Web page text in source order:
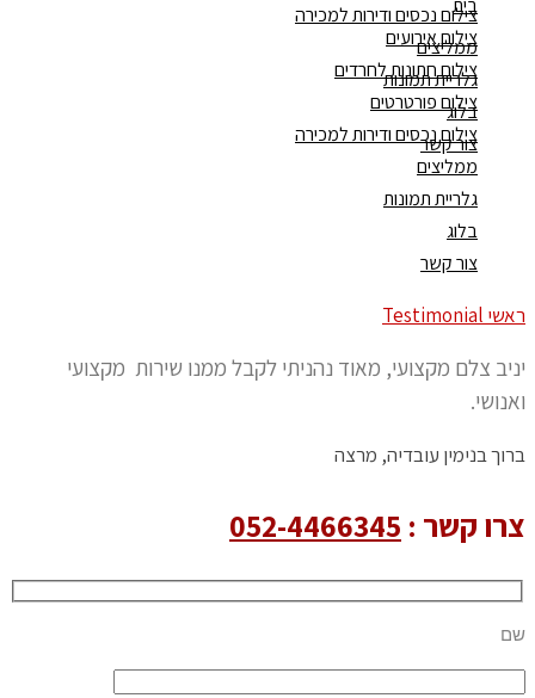
צילום נכסים ודירות למכירה
ממליצים
גלריית תמונות
בלוג
צור קשר
בית
צילום אירועים
צילום חתונות לחרדים
צילום פורטרטים
צילום נכסים ודירות למכירה
ממליצים
גלריית תמונות
בלוג
צור קשר
ראשי Testimonial
יניב צלם מקצועי, מאוד נהניתי לקבל ממנו שירות מקצועי
ואנושי.
ברוך בנימין עובדיה, מרצה
צרו קשר : 052-4466345
שם